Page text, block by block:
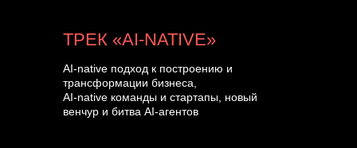
AI-native подход к построению и
трансформации бизнеса,
AI-native команды и стартапы, новый
венчур и битва AI-агентов
ТРЕК «AI-NATIVE»